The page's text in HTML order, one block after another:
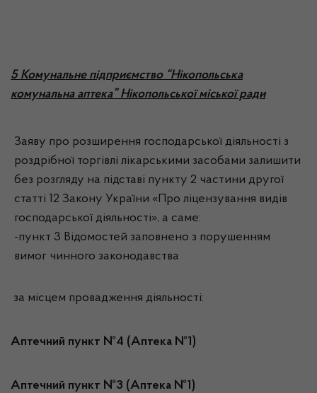
5 Комунальне підприємство “Нікопольська
комунальна аптека” Нікопольської міської ради
Заяву про розширення господарської діяльності з
роздрібної торгівлі лікарськими засобами залишити
без розгляду на підставі пункту 2 частини другої
статті 12 Закону України «Про ліцензування видів
господарської діяльності», а саме:
-пункт 3 Відомостей заповнено з порушенням
вимог чинного законодавства
за місцем провадження діяльності:
Аптечний пункт №4 (Аптека №1)
Аптечний пункт №3 (Аптека №1)